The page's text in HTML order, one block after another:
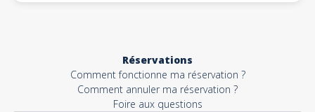
Réservations
Comment fonctionne ma réservation ?
Comment annuler ma réservation ?
Foire aux questions